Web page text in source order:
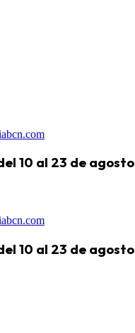
10 al 23 de agosto
10 al 23 de agosto